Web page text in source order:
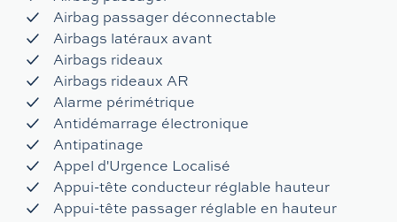
Airbag passager déconnectable
Airbags latéraux avant
Airbags rideaux
Airbags rideaux AR
Alarme périmétrique
Antidémarrage électronique
Antipatinage
Appel d'Urgence Localisé
Appui-tête conducteur réglable hauteur
Appui-tête passager réglable en hauteur